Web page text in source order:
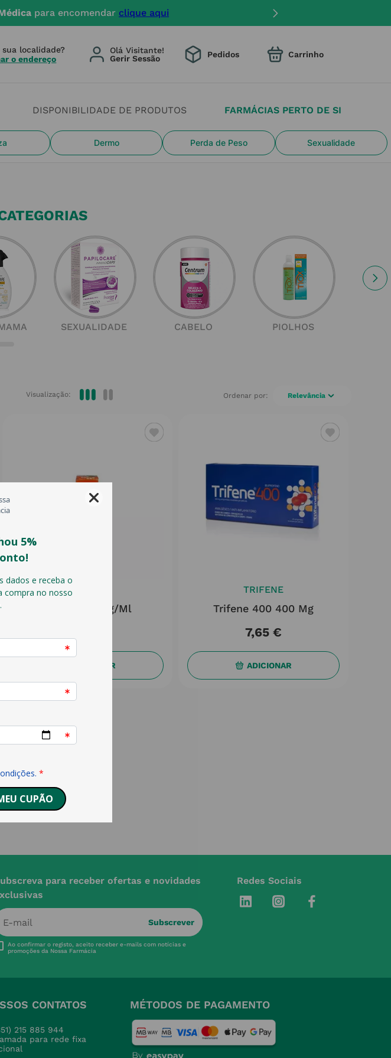
para encomendar clique aqui
DISPONIBILIDADE DE PRODUTOS FARMÁCIAS PERTO DE SI
Dermo Perda de Peso Sexualidade
sua localidade?
o endereço
Olá Visitante! Pedidos
SEXUALIDADE CABELO PIOLHOS
Visualização: Relevância
TRIFENE
Trifene 20 Mg/ml
ADICIONAR
TRIFENE
Trifene 400 400 Mg
7,65 €
ADICIONAR
para receber ofertas e novidades
Subscrever
Ao confirmar o registo, aceito receber e-mails com notícias e
promoções da Nossa Farmácia
Redes Sociais
CONTATOS
215 885 944
para rede fixa
MÉTODOS DE PAGAMENTO